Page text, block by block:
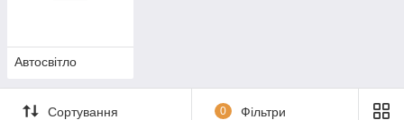
Автосвітло
Сортування 0 Фільтри